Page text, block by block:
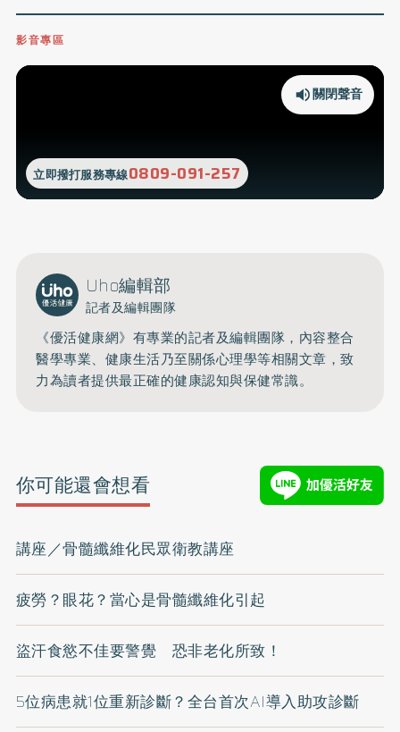
影音專區
立即撥打服務專線0809-091-257
關閉聲音
Uho編輯部
記者及編輯團隊
《優活健康網》有專業的記者及編輯團隊，內容整合
醫學專業、健康生活乃至關係心理學等相關文章，致
力為讀者提供最正確的健康認知與保健常識。
你可能還會想看
講座／骨髓纖維化民眾衛教講座
疲勞？眼花？當心是骨髓纖維化引起
盜汗食慾不佳要警覺 恐非老化所致！
5位病患就1位重新診斷？全台首次AI導入助攻診斷